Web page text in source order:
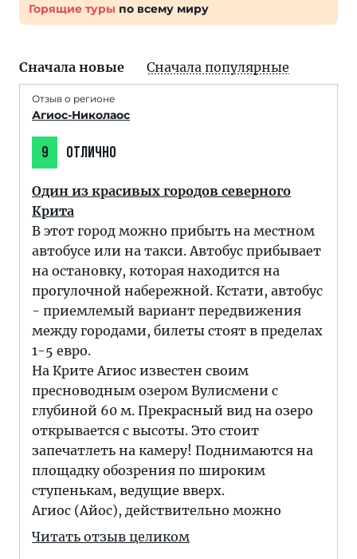
Горящие туры по всему миру
Сначала новые Сначала популярные
Отзыв о регионе
Агиос-Николаос
9 ОТЛИЧНО
Один из красивых городов северного
Крита
В этот город можно прибыть на местном
автобусе или на такси. Автобус прибывает
на остановку, которая находится на
прогулочной набережной. Кстати, автобус
- приемлемый вариант передвижения
между городами, билеты стоят в пределах
1-5 евро.
На Крите Агиос известен своим
пресноводным озером Вулисмени с
глубиной 60 м. Прекрасный вид на озеро
открывается с высоты. Это стоит
запечатлеть на камеру! Поднимаются на
площадку обозрения по широким
ступенькам, ведущие вверх.
Агиос (Айос), действительно можно
Читать отзыв целиком